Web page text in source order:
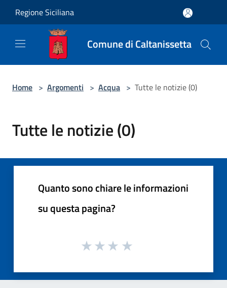
Regione Siciliana
Comune di Caltanissetta
Home > Argomenti > Acqua > Tutte le notizie (0)
Tutte le notizie (0)
Quanto sono chiare le informazioni
su questa pagina?